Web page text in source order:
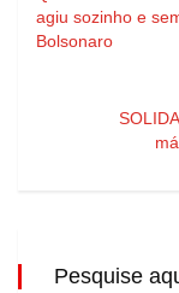
agiu sozinho e
Bolsonaro
Pesquise